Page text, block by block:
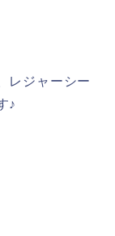
レジャーシー
♪